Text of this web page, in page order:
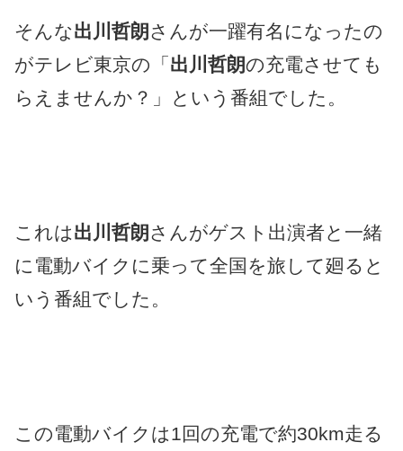
そんな出川哲朗 さんが一躍有名になったの
がテレビ東京の「 出川哲朗の充電させても
らえませんか？」という番組でした。
これは出川哲朗 さんがゲスト出演者と一緒
に電動バイクに乗って全国を旅して廻ると
いう番組でした。
この電動バイクは1回の充電で約30km走る